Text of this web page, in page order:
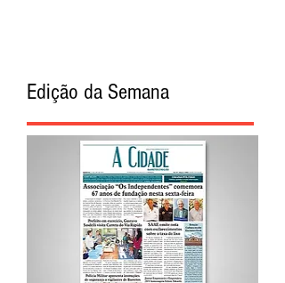
Edição da Semana